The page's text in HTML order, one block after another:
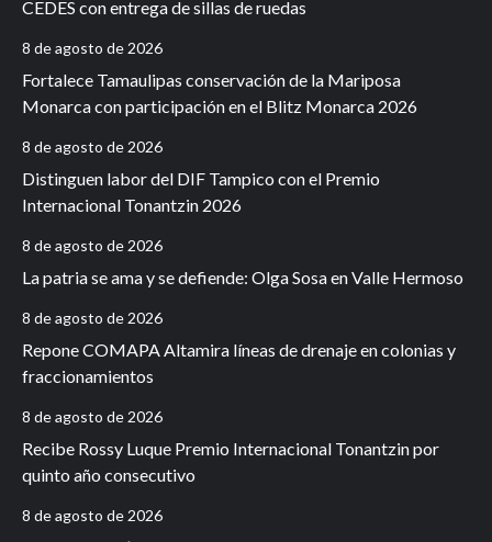
CEDES con entrega de sillas de ruedas
8 de agosto de 2026
Fortalece Tamaulipas conservación de la Mariposa
Monarca con participación en el Blitz Monarca 2026
8 de agosto de 2026
Distinguen labor del DIF Tampico con el Premio
Internacional Tonantzin 2026
8 de agosto de 2026
La patria se ama y se defiende: Olga Sosa en Valle Hermoso
8 de agosto de 2026
Repone COMAPA Altamira líneas de drenaje en colonias y
fraccionamientos
8 de agosto de 2026
Recibe Rossy Luque Premio Internacional Tonantzin por
quinto año consecutivo
8 de agosto de 2026